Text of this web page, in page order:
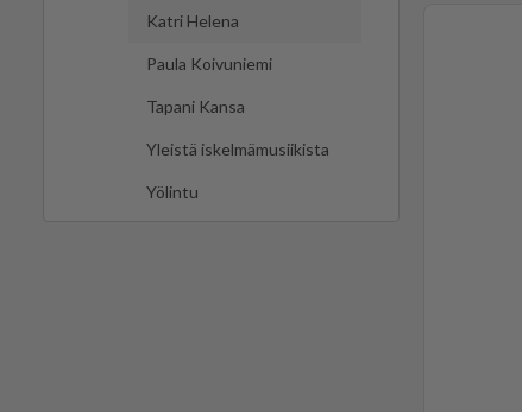
Katri Helena
Paula Koivuniemi
Tapani Kansa
Yleistä iskelmämusiikista
Yölintu